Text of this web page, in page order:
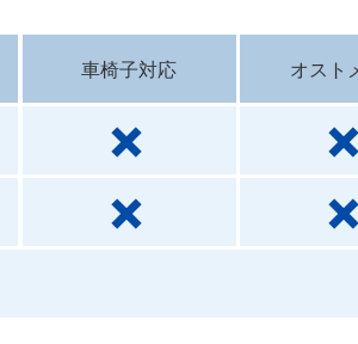
車椅子対応 オスト